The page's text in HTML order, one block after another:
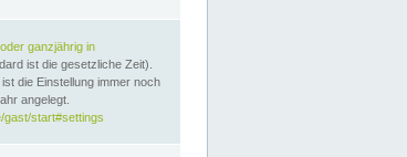
ganzjährig in
ist die gesetzliche Zeit).
die Einstellung immer noch
angelegt.
gast/start#settings